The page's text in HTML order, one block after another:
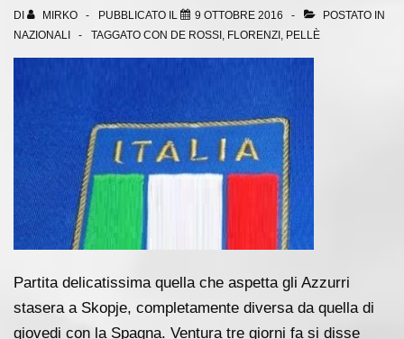
pazzesca
per
DI MIRKO PUBBLICATO IL 9 OTTOBRE 2016
POSTATO IN
NAZIONALI
TAGGATO CON DE ROSSI , FLORENZI , PELLÈ
Partita delicatissima quella che aspetta gli Azzurri
stasera a Skopje, completamente diversa da quella di
giovedi con la Spagna. Ventura tre giorni fa si disse